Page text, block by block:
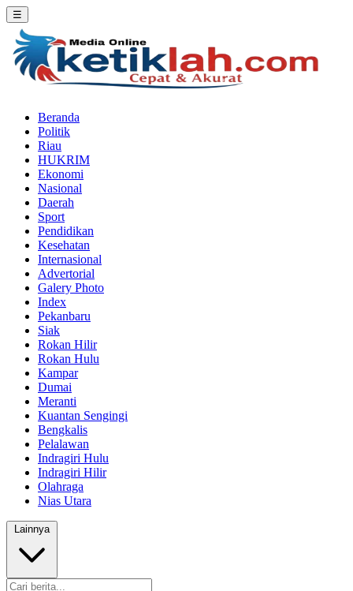
☰
Beranda
Politik
Riau
HUKRIM
Ekonomi
Nasional
Daerah
Sport
Pendidikan
Kesehatan
Internasional
Advertorial
Galery Photo
Index
Pekanbaru
Siak
Rokan Hilir
Rokan Hulu
Kampar
Dumai
Meranti
Kuantan Sengingi
Bengkalis
Pelalawan
Indragiri Hulu
Indragiri Hilir
Olahraga
Nias Utara
Lainnya